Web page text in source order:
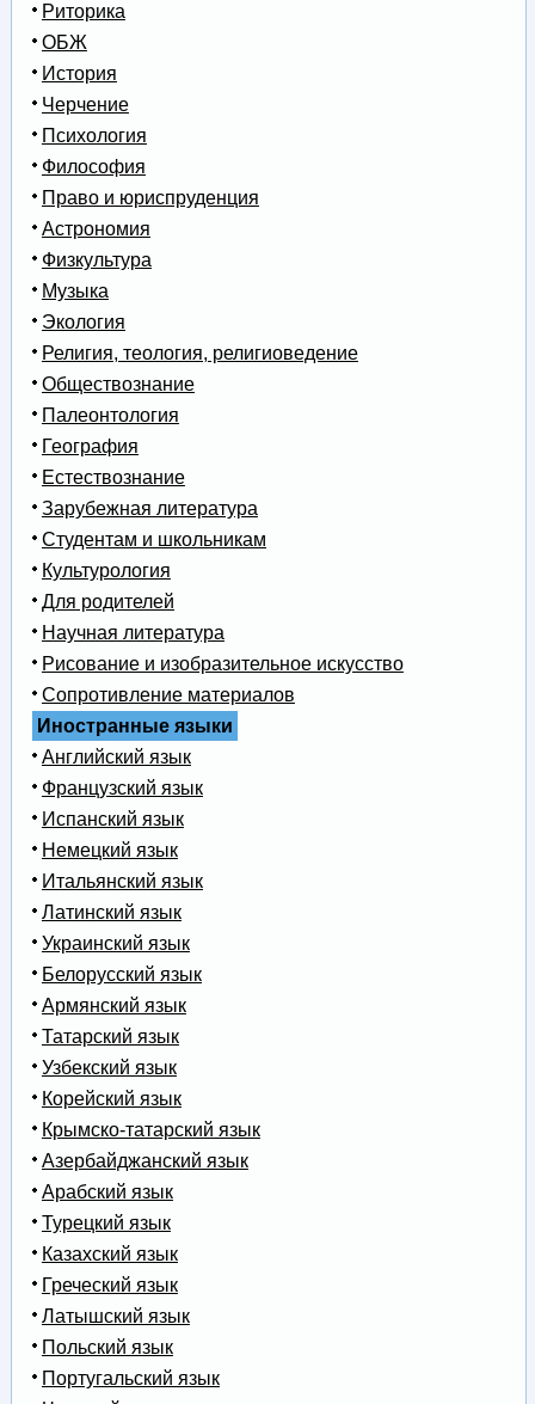
Риторика
ОБЖ
История
Черчение
Психология
Философия
Право и юриспруденция
Астрономия
Физкультура
Музыка
Экология
Религия, теология, религиоведение
Обществознание
Палеонтология
География
Естествознание
Зарубежная литература
Студентам и школьникам
Культурология
Для родителей
Научная литература
Рисование и изобразительное искусство
Сопротивление материалов
Иностранные языки
Английский язык
Французский язык
Испанский язык
Немецкий язык
Итальянский язык
Латинский язык
Украинский язык
Белорусский язык
Армянский язык
Татарский язык
Узбекский язык
Корейский язык
Крымско-татарский язык
Азербайджанский язык
Арабский язык
Турецкий язык
Казахский язык
Греческий язык
Латышский язык
Польский язык
Португальский язык